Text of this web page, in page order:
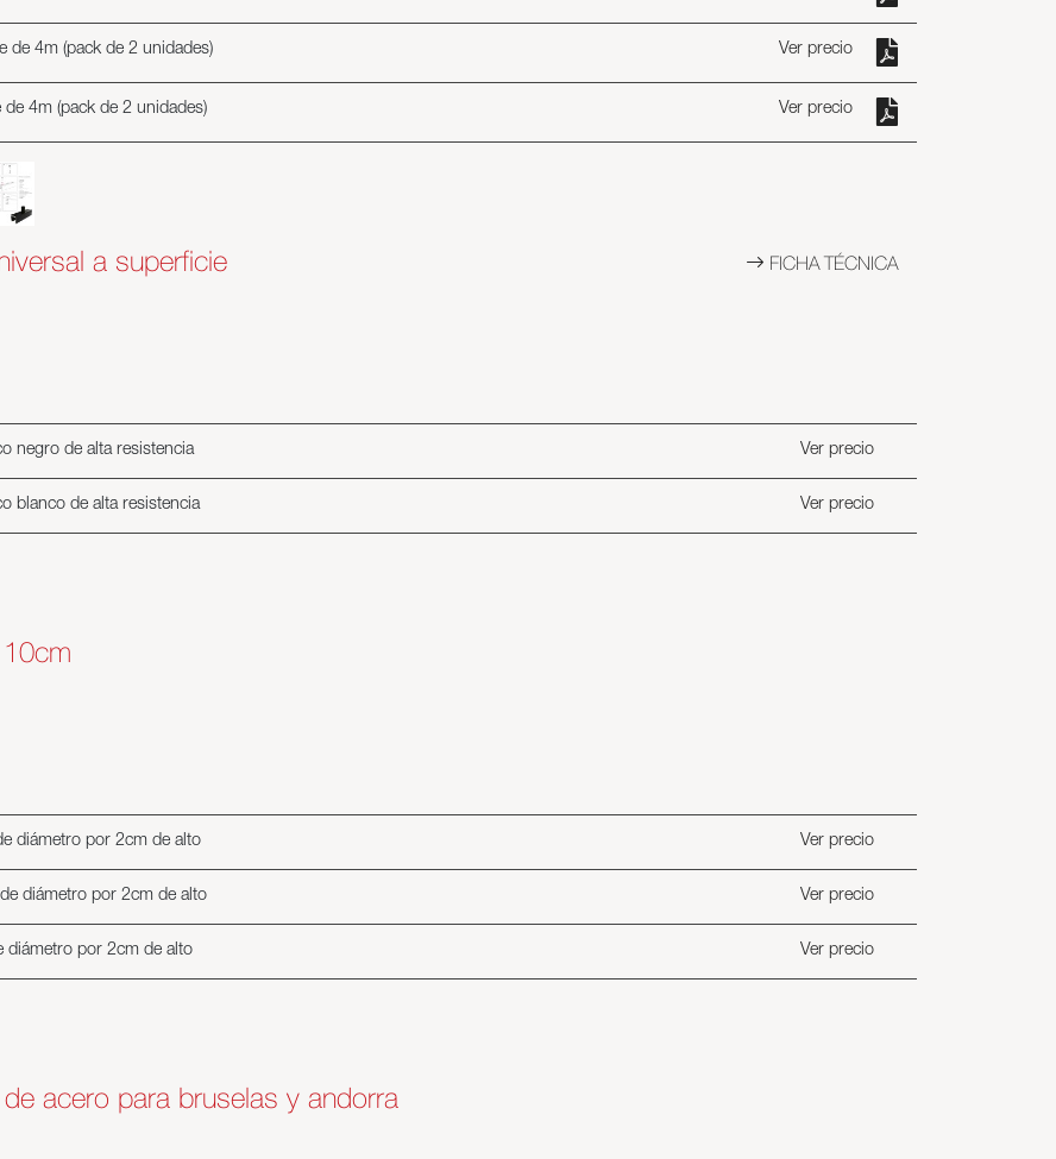
de 4m (pack de 2 unidades) Ver precio
4m (pack de 2 unidades) Ver precio
a superficie FICHA TÉCNICA
negro de alta resistencia Ver precio
blanco de alta resistencia Ver precio
diámetro por 2cm de alto Ver precio
diámetro por 2cm de alto Ver precio
diámetro por 2cm de alto Ver precio
acero para bruselas y andorra